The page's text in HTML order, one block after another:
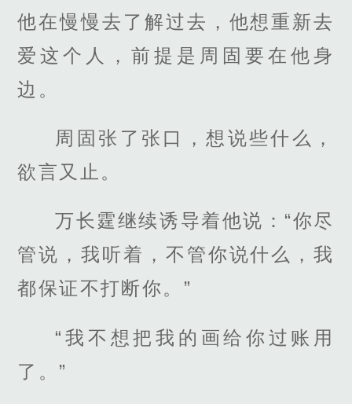
他在慢慢去了解过去，他想重新去
爱这个人，前提是周固要在他身
边。
周固张了张口，想说些什么，
欲言又止。
万长霆继续诱导着他说：“你尽
管说，我听着，不管你说什么，我
都保证不打断你。”
“我不想把我的画给你过账用
了。”